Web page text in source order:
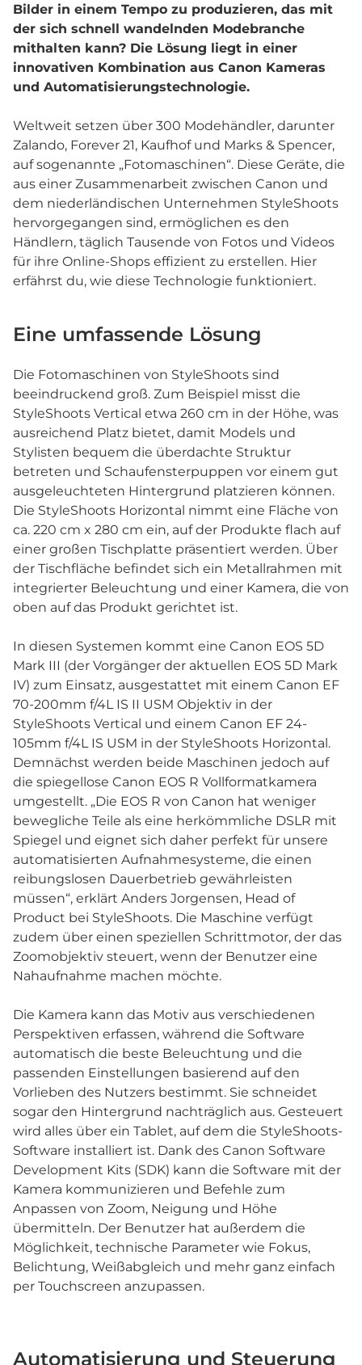
Bilder in einem Tempo zu produzieren, das mit
der sich schnell wandelnden Modebranche
mithalten kann? Die Lösung liegt in einer
innovativen Kombination aus Canon Kameras
und Automatisierungstechnologie.
Weltweit setzen über 300 Modehändler, darunter
Zalando, Forever 21, Kaufhof und Marks & Spencer,
auf sogenannte „Fotomaschinen“. Diese Geräte, die
aus einer Zusammenarbeit zwischen Canon und
dem niederländischen Unternehmen StyleShoots
hervorgegangen sind, ermöglichen es den
Händlern, täglich Tausende von Fotos und Videos
für ihre Online-Shops effizient zu erstellen. Hier
erfährst du, wie diese Technologie funktioniert.
Eine umfassende Lösung
Die Fotomaschinen von StyleShoots sind
beeindruckend groß. Zum Beispiel misst die
StyleShoots Vertical etwa 260 cm in der Höhe, was
ausreichend Platz bietet, damit Models und
Stylisten bequem die überdachte Struktur
betreten und Schaufensterpuppen vor einem gut
ausgeleuchteten Hintergrund platzieren können.
Die StyleShoots Horizontal nimmt eine Fläche von
ca. 220 cm x 280 cm ein, auf der Produkte flach auf
einer großen Tischplatte präsentiert werden. Über
der Tischfläche befindet sich ein Metallrahmen mit
integrierter Beleuchtung und einer Kamera, die von
oben auf das Produkt gerichtet ist.
In diesen Systemen kommt eine Canon EOS 5D
Mark III (der Vorgänger der aktuellen EOS 5D Mark
IV) zum Einsatz, ausgestattet mit einem Canon EF
70-200mm f/4L IS II USM Objektiv in der
StyleShoots Vertical und einem Canon EF 24-
105mm f/4L IS USM in der StyleShoots Horizontal.
Demnächst werden beide Maschinen jedoch auf
die spiegellose Canon EOS R Vollformatkamera
umgestellt. „Die EOS R von Canon hat weniger
bewegliche Teile als eine herkömmliche DSLR mit
Spiegel und eignet sich daher perfekt für unsere
automatisierten Aufnahmesysteme, die einen
reibungslosen Dauerbetrieb gewährleisten
müssen“, erklärt Anders Jorgensen, Head of
Product bei StyleShoots. Die Maschine verfügt
zudem über einen speziellen Schrittmotor, der das
Zoomobjektiv steuert, wenn der Benutzer eine
Nahaufnahme machen möchte.
Die Kamera kann das Motiv aus verschiedenen
Perspektiven erfassen, während die Software
automatisch die beste Beleuchtung und die
passenden Einstellungen basierend auf den
Vorlieben des Nutzers bestimmt. Sie schneidet
sogar den Hintergrund nachträglich aus. Gesteuert
wird alles über ein Tablet, auf dem die StyleShoots-
Software installiert ist. Dank des Canon Software
Development Kits (SDK) kann die Software mit der
Kamera kommunizieren und Befehle zum
Anpassen von Zoom, Neigung und Höhe
übermitteln. Der Benutzer hat außerdem die
Möglichkeit, technische Parameter wie Fokus,
Belichtung, Weißabgleich und mehr ganz einfach
per Touchscreen anzupassen.
Automatisierung und Steuerung